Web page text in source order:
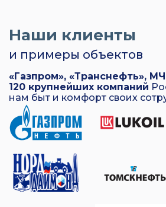
Наши клиенты
и примеры объектов
«Газпром», «Транснефть»,
120 крупнейших компаний
нам быт и комфорт своих